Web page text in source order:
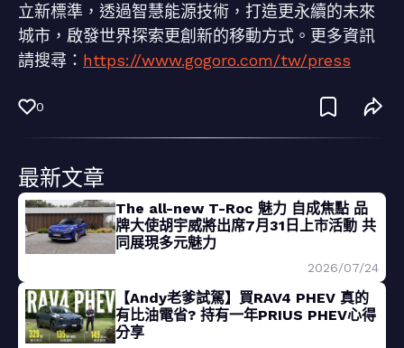
立新標準，透過智慧能源技術，打造更永續的未來
城市，啟發世界探索更創新的移動方式。更多資訊
請搜尋： https://www.gogoro.com/tw/press
0
最新文章
The all-new T-Roc 魅力 自成焦點 品
牌大使胡宇威將出席7月31日上市活動 共
同展現多元魅力
2026/07/24
【Andy老爹試駕】買RAV4 PHEV 真的
有比油電省? 持有一年PRIUS PHEV心得
分享